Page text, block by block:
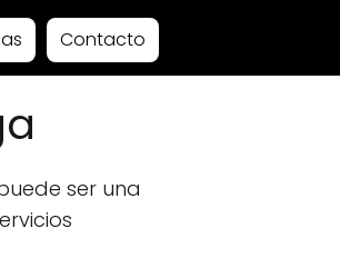
Contacto
ser una